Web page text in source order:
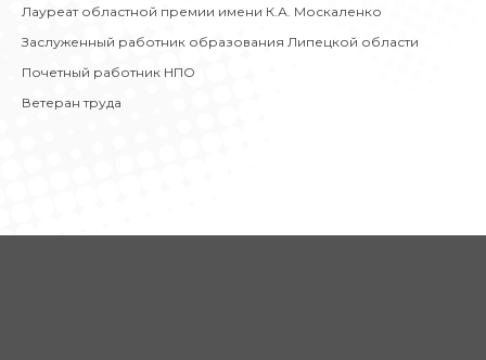
Лауреат областной премии имени К.А. Москаленко
Заслуженный работник образования Липецкой области
Почетный работник НПО
Ветеран труда